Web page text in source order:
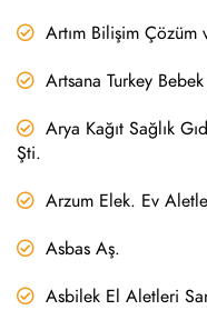
Artım Bilişim Çözüm
Artsana Turkey
Arya Kağıt Sağlık
Şti.
Arzum Elek. Ev
Asbas Aş.
Asbilek El Aletleri